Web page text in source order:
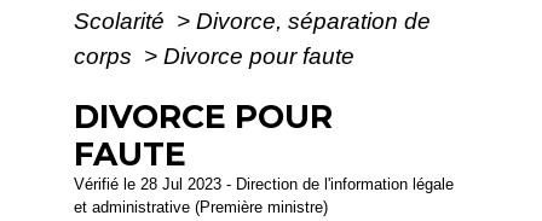
Scolarité > Divorce, séparation de
corps > Divorce pour faute
DIVORCE POUR
FAUTE
Vérifié le 28 Jul 2023 - Direction de l'information légale
et administrative (Première ministre)